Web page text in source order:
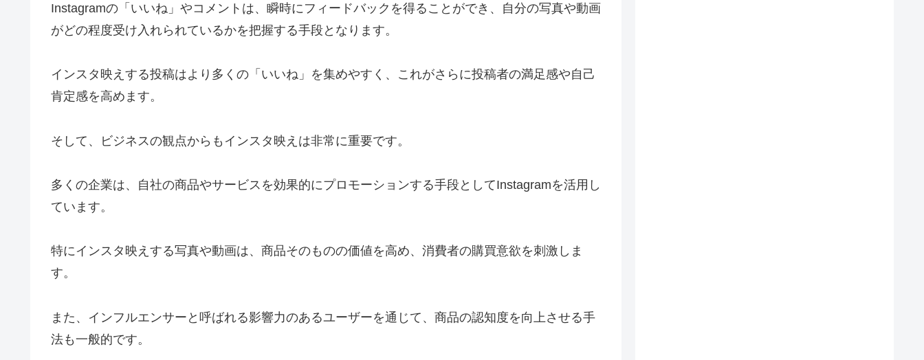
Instagramの「いいね」やコメントは、瞬時にフィードバックを得ることができ、自分の写真や動画
がどの程度受け入れられているかを把握する手段となります。
インスタ映えする投稿はより多くの「いいね」を集めやすく、これがさらに投稿者の満足感や自己
肯定感を高めます。
そして、ビジネスの観点からもインスタ映えは非常に重要です。
多くの企業は、自社の商品やサービスを効果的にプロモーションする手段としてInstagramを活用し
ています。
特にインスタ映えする写真や動画は、商品そのものの価値を高め、消費者の購買意欲を刺激しま
す。
また、インフルエンサーと呼ばれる影響力のあるユーザーを通じて、商品の認知度を向上させる手
法も一般的です。